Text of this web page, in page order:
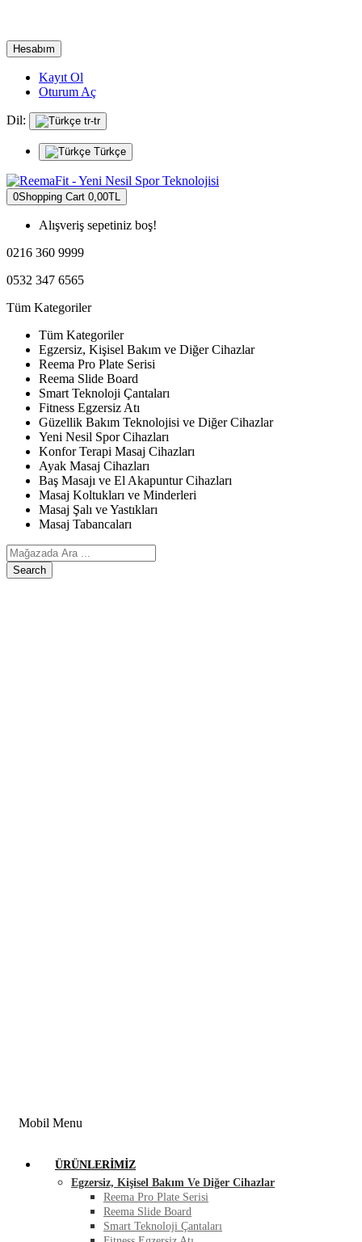
Hesabım
Kayıt Ol
Oturum Aç
Dil: tr-tr
Türkçe
0Shopping Cart 0,00TL
Alışveriş sepetiniz boş!
0216 360 9999
0532 347 6565
Tüm Kategoriler
Tüm Kategoriler
Egzersiz, Kişisel Bakım ve Diğer Cihazlar
Reema Pro Plate Serisi
Reema Slide Board
Smart Teknoloji Çantaları
Fitness Egzersiz Atı
Güzellik Bakım Teknolojisi ve Diğer Cihazlar
Yeni Nesil Spor Cihazları
Konfor Terapi Masaj Cihazları
Ayak Masaj Cihazları
Baş Masajı ve El Akapuntur Cihazları
Masaj Koltukları ve Minderleri
Masaj Şalı ve Yastıkları
Masaj Tabancaları
Search
Mobil Menu
ÜRÜNLERIMIZ
Egzersiz, Kişisel Bakım Ve Diğer Cihazlar
Reema Pro Plate Serisi
Reema Slide Board
Smart Teknoloji Çantaları